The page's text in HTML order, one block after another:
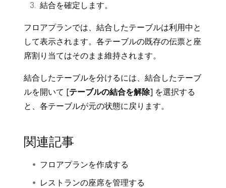
結合を確定します。
フロアプランでは、結合したテーブルは利用中と
して表示されます。各テーブルの既存の伝票と座
席割り当てはそのまま維持されます。
結合したテーブルを分けるには、結合したテーブ
ルを開いて [テーブルの結合を解除] を選択する
と、各テーブルが元の状態に戻ります。
関連記事
フロアプランを作成する
レストランの座席を管理する